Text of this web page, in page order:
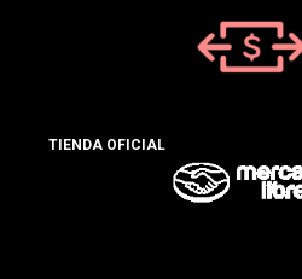
TIENDA OFICIAL